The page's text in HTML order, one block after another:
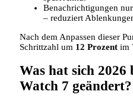
Benachrichtigungen
– reduziert
Nach dem Anpassen dieser
Schrittzahl um 12 Prozent im
Was hat sich 2026
Watch 7 geändert?